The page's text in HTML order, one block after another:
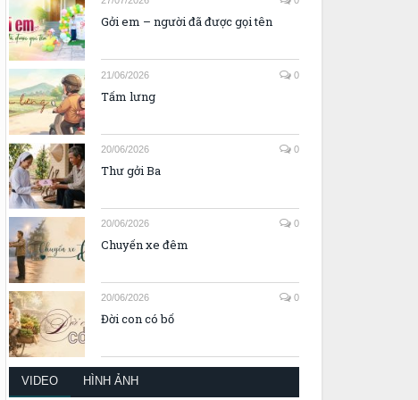
Gởi em – người đã được gọi tên
21/06/2026 0
Tấm lưng
20/06/2026 0
Thư gởi Ba
20/06/2026 0
Chuyến xe đêm
20/06/2026 0
Đời con có bố
VIDEO HÌNH ẢNH